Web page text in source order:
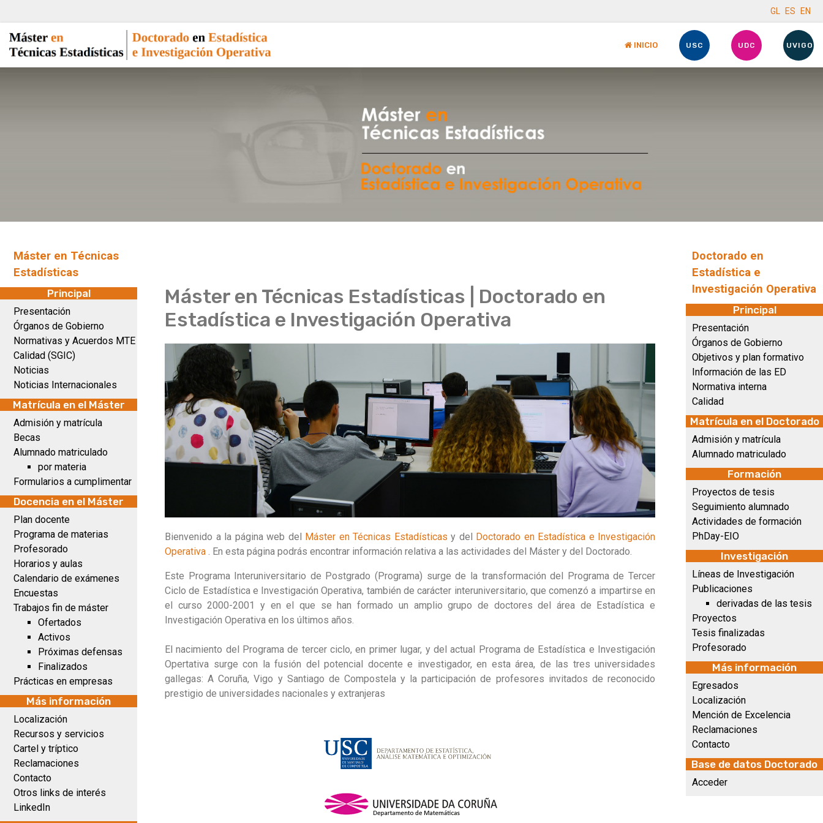
GL ES EN
INICIO USC UDC UVIGO
Máster en Técnicas
Estadísticas
Principal
Presentación
Órganos de Gobierno
Normativas y Acuerdos MTE
Calidad (SGIC)
Noticias
Noticias Internacionales
Matrícula en el Máster
Admisión y matrícula
Becas
Alumnado matriculado
por materia
Formularios a cumplimentar
Docencia en el Máster
Plan docente
Programa de materias
Profesorado
Horarios y aulas
Calendario de exámenes
Encuestas
Trabajos fin de máster
Ofertados
Activos
Próximas defensas
Finalizados
Prácticas en empresas
Más información
Localización
Recursos y servicios
Cartel y tríptico
Reclamaciones
Contacto
Otros links de interés
LinkedIn
Máster en Técnicas Estadísticas | Doctorado en
Estadística e Investigación Operativa
Bienvenido a la página web del Máster en Técnicas Estadísticas y del Doctorado en Estadística e Investigación
Operativa . En esta página podrás encontrar información relativa a las actividades del Máster y del Doctorado.
Este Programa Interuniversitario de Postgrado (Programa) surge de la transformación del Programa de Tercer
Ciclo de Estadística e Investigación Operativa, también de carácter interuniversitario, que comenzó a impartirse en
el curso 2000-2001 y en el que se han formado un amplio grupo de doctores del área de Estadística e
Investigación Operativa en los últimos años.
El nacimiento del Programa de tercer ciclo, en primer lugar, y del actual Programa de Estadística e Investigación
Opertativa surge con la fusión del potencial docente e investigador, en esta área, de las tres universidades
gallegas: A Coruña, Vigo y Santiago de Compostela y la participación de profesores invitados de reconocido
prestigio de universidades nacionales y extranjeras
Doctorado en
Estadística e
Investigación Operativa
Principal
Presentación
Órganos de Gobierno
Objetivos y plan formativo
Información de las ED
Normativa interna
Calidad
Matrícula en el Doctorado
Admisión y matrícula
Alumnado matriculado
Formación
Proyectos de tesis
Seguimiento alumnado
Actividades de formación
PhDay-EIO
Investigación
Líneas de Investigación
Publicaciones
derivadas de las tesis
Proyectos
Tesis finalizadas
Profesorado
Más información
Egresados
Localización
Mención de Excelencia
Reclamaciones
Contacto
Base de datos Doctorado
Acceder